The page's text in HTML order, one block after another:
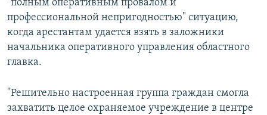
"полным оперативным провалом и
профессиональной непригодностью" ситуацию,
когда арестантам удается взять в заложники
начальника оперативного управления областного
главка.
"Решительно настроенная группа граждан смогла
захватить целое охраняемое учреждение в центре